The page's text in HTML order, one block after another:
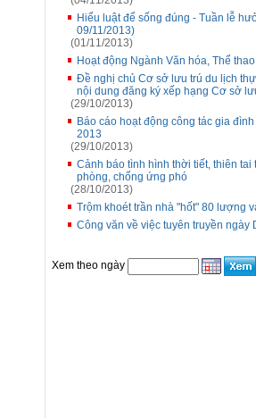
Hiểu luật để sống đúng - Tuần lễ
09/11/2013)
(01/11/2013)
Hoạt động Ngành Văn hóa, Thể
Đề nghị chủ Cơ sở lưu trú du lịch
nội dung đăng ký xếp hạng Cơ sở
(29/10/2013)
Báo cáo hoạt động công tác gia
2013
(29/10/2013)
Cảnh báo tình hình thời tiết, thiên
phòng, chống ứng phó
(28/10/2013)
Trộm khoét trần nhà "hốt" 80 lượng
Công văn về việc tuyên truyền ngày
Xem theo ngày